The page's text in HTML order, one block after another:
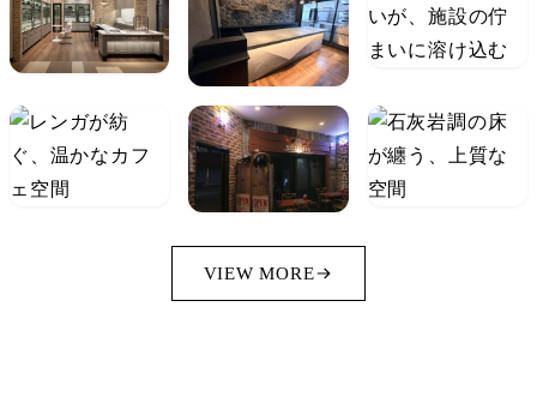
VIEW MORE